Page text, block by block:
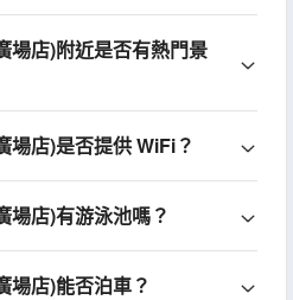
場店)附近是否有熱門景
場店)是否提供 WiFi？
場店)有游泳池嗎？
場店)能否泊車？